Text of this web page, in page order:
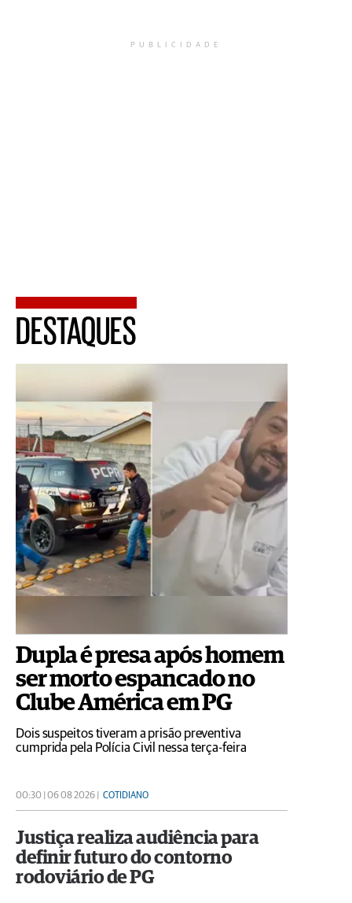
PUBLICIDADE
DESTAQUES
Dupla é presa após homem
ser morto espancado no
Clube América em PG
Dois suspeitos tiveram a prisão preventiva
cumprida pela Polícia Civil nessa terça-feira
00:30 | 06 08 2026 | COTIDIANO
Justiça realiza audiência para
definir futuro do contorno
rodoviário de PG